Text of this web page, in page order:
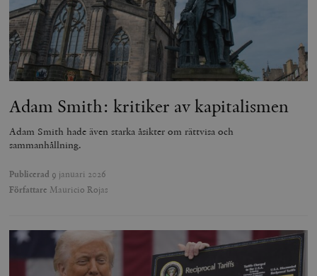
Adam Smith: kritiker av kapitalismen
Adam Smith hade även starka åsikter om rättvisa och
sammanhållning.
Publicerad 9 januari 2026
Författare Mauricio Rojas